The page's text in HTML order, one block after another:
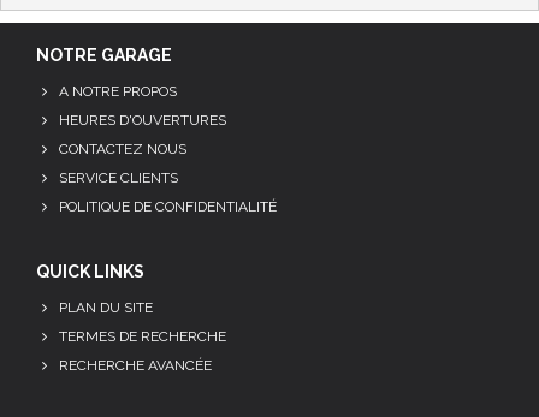
NOTRE GARAGE
A NOTRE PROPOS
HEURES D'OUVERTURES
CONTACTEZ NOUS
SERVICE CLIENTS
POLITIQUE DE CONFIDENTIALITÉ
QUICK LINKS
PLAN DU SITE
TERMES DE RECHERCHE
RECHERCHE AVANCÉE